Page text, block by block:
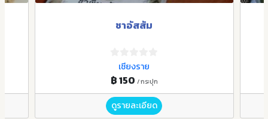
ชาอัสสัม
เชียงราย
฿ 150 / กระปุก
ดูรายละเอียด